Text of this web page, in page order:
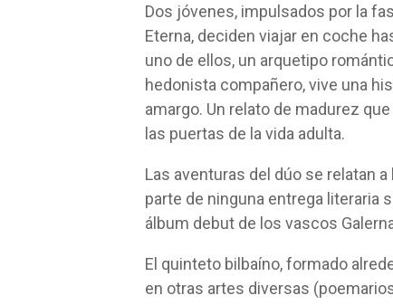
Dos jóvenes, impulsados por la
Eterna, deciden viajar en coche
uno de ellos, un arquetipo
hedonista compañero, vive una
amargo. Un relato de madurez
las puertas de la vida adulta.
Las aventuras del dúo se relatan
parte de ninguna entrega literaria
álbum debut de los vascos
El quinteto bilbaíno, formado
en otras artes diversas